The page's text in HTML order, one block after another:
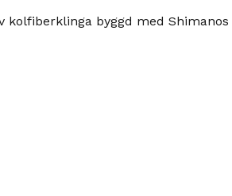
kolfiberklinga byggd med